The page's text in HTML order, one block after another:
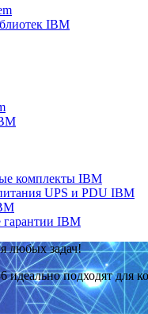
IBM
комплекты IBM
UPS и PDU IBM
IBM
любых задач!
подходят для